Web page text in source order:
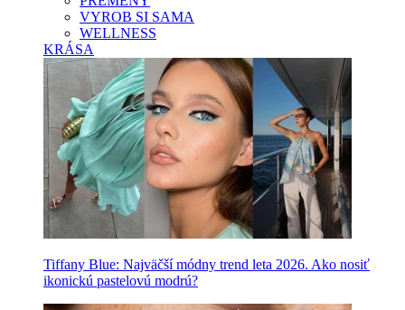
VYROB SI SAMA
WELLNESS
KRÁSA
Tiffany Blue: Najväčší módny trend leta 2026. Ako nosiť
ikonickú pastelovú modrú?